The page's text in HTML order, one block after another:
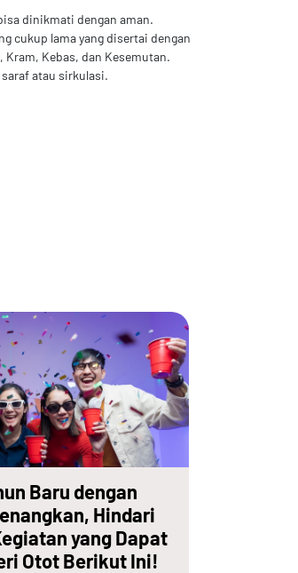
dinikmati dengan aman.
cukup lama yang disertai dengan
Kebas, dan Kesemutan.
atau sirkulasi.
Baru dengan
Hindari
yang Dapat
Otot Berikut Ini!